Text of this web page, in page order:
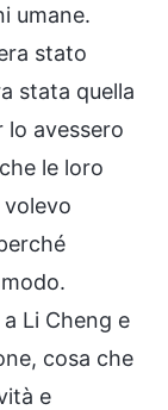
umane.
stato
stata quella
lo avessero
le loro
Li Cheng e
cosa che
e